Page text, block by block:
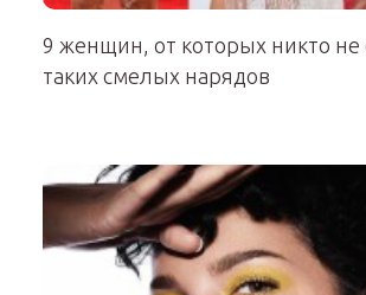
9 женщин, от которых никто не
таких смелых нарядов